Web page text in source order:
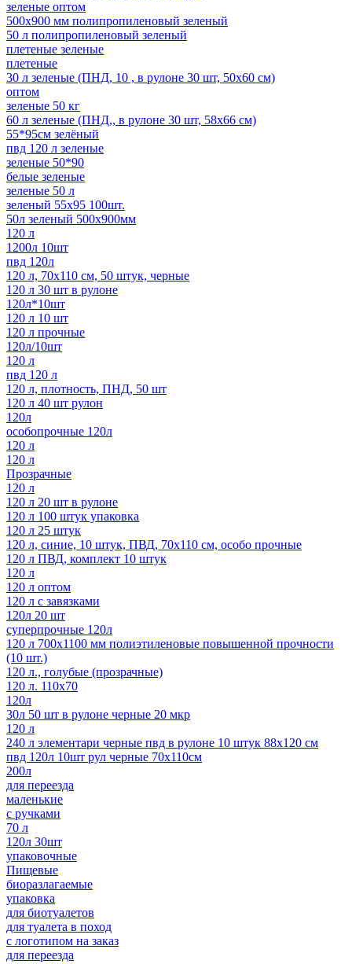
зеленые оптом
500х900 мм полипропиленовый зеленый
50 л полипропиленовый зеленый
плетеные зеленые
плетеные
30 л зеленые (ПНД, 10 , в рулоне 30 шт, 50х60 см)
оптом
зеленые 50 кг
60 л зеленые (ПНД,, в рулоне 30 шт, 58х66 см)
55*95см зелёный
пвд 120 л зеленые
зеленые 50*90
белые зеленые
зеленые 50 л
зеленый 55x95 100шт.
50л зеленый 500х900мм
120 л
1200л 10шт
пвд 120л
120 л, 70х110 см, 50 штук, черные
120 л 30 шт в рулоне
120л*10шт
120 л 10 шт
120 л прочные
120л/10шт
120 л
пвд 120 л
120 л, плотность, ПНД, 50 шт
120 л 40 шт рулон
120л
особопрочные 120л
120 л
120 л
Прозрачные
120 л
120 л 20 шт в рулоне
120 л 100 штук упаковка
120 л 25 штук
120 л, синие, 10 штук, ПВД, 70х110 см, особо прочные
120 л ПВД, комплект 10 штук
120 л
120 л оптом
120 л с завязками
120л 20 шт
суперпрочные 120л
120 л 700х1100 мм полиэтиленовые повышенной прочности
(10 шт.)
120 л., голубые (прозрачные)
120 л. 110х70
120л
30л 50 шт в рулоне черные 20 мкр
120 л
240 л элементари черные пвд в рулоне 10 штук 88x120 см
пвд 120л 10шт рул черные 70х110см
200л
для переезда
маленькие
с ручками
70 л
120л 30шт
упаковочные
Пищевые
биоразлагаемые
упаковка
для биотуалетов
для туалета в поход
с логотипом на заказ
для переезда